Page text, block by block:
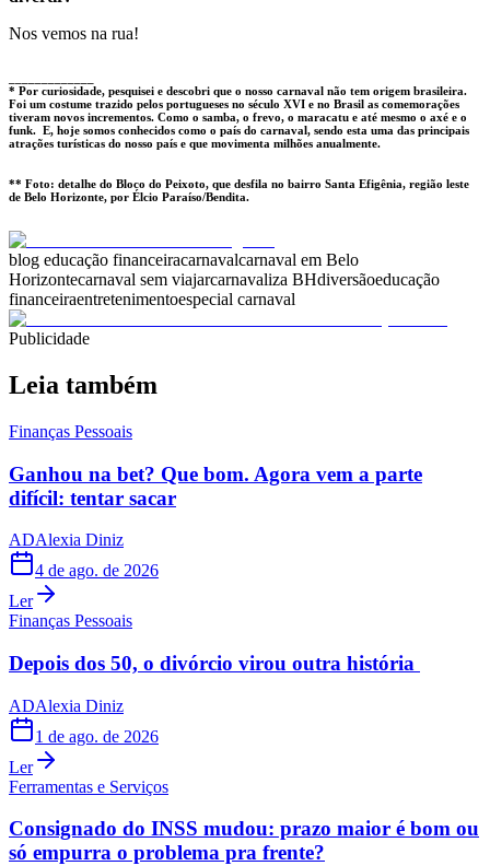
Nos vemos na rua!
* Por curiosidade, pesquisei e descobri que o nosso carnaval não tem origem brasileira.
Foi um costume trazido pelos portugueses no século XVI e no Brasil as comemorações
tiveram novos incrementos. Como o samba, o frevo, o maracatu e até mesmo o axé e o
funk. E, hoje somos conhecidos como o país do carnaval, sendo esta uma das principais
atrações turísticas do nosso país e que movimenta milhões anualmente.
** Foto: detalhe do Bloco do Peixoto, que desfila no bairro Santa Efigênia, região leste
de Belo Horizonte, por Élcio Paraíso/Bendita.
blog educação financeiracarnavalcarnaval em Belo
Horizontecarnaval sem viajarcarnavaliza BHdiversãoeducação
financeiraentretenimentoespecial carnaval
Publicidade
Leia também
Finanças Pessoais
Ganhou na bet? Que bom. Agora vem a parte
difícil: tentar sacar
ADAlexia Diniz
4 de ago. de 2026
Ler
Finanças Pessoais
Depois dos 50, o divórcio virou outra história
ADAlexia Diniz
1 de ago. de 2026
Ler
Ferramentas e Serviços
Consignado do INSS mudou: prazo maior é bom ou
só empurra o problema pra frente?